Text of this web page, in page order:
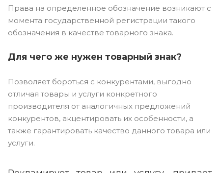
Права на определенное обозначение возникают с
момента государственной регистрации такого
обозначения в качестве товарного знака.
Для чего же нужен товарный знак?
Позволяет бороться с конкурентами, выгодно
отличая товары и услуги конкретного
производителя от аналогичных предложений
конкурентов, акцентировать их особенности, а
также гарантировать качество данного товара или
услуги.